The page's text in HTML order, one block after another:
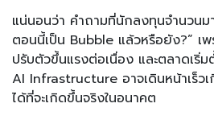
แน่นอนว่า คำถามที่นักลงทุนจำนวน
ตอนนี้เป็น Bubble แล้วหรือยัง?” เ
ปรับตัวขึ้นแรงต่อเนื่อง และตลาดเริ่
AI Infrastructure อาจเดินหน้าเร็ว
ได้ที่จะเกิดขึ้นจริงในอนาคต